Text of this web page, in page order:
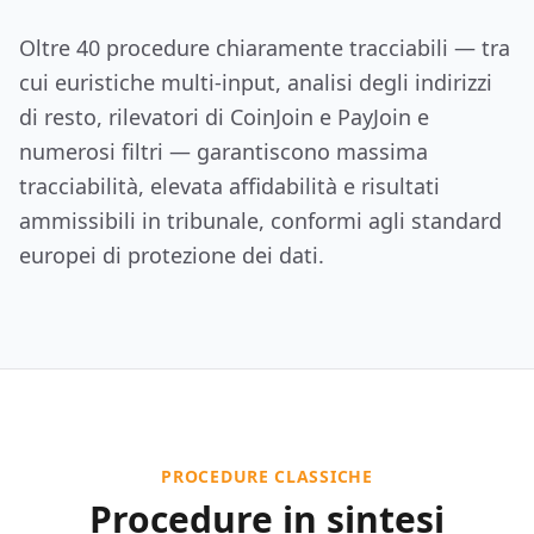
Oltre 40 procedure chiaramente tracciabili — tra
cui euristiche multi-input, analisi degli indirizzi
di resto, rilevatori di CoinJoin e PayJoin e
numerosi filtri — garantiscono massima
tracciabilità, elevata affidabilità e risultati
ammissibili in tribunale, conformi agli standard
europei di protezione dei dati.
PROCEDURE CLASSICHE
Procedure in sintesi